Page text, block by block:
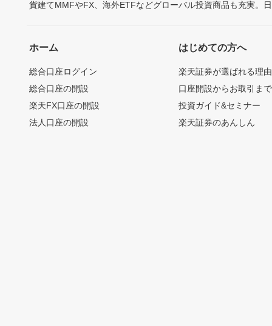
貨建てMMFやFX、海外ETFなどグローバル投資商品も充実。
ホーム
総合口座ログイン
総合口座の開設
楽天FX口座の開設
法人口座の開設
はじめての方へ
楽天証券が選ばれる理由
口座開設からお取引ま
投資ガイド&セミナー
楽天証券のあんしん